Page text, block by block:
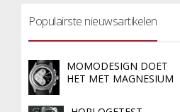
Populairste nieuwsartikelen
MOMODESIGN DOET
HET MET MAGNESIUM